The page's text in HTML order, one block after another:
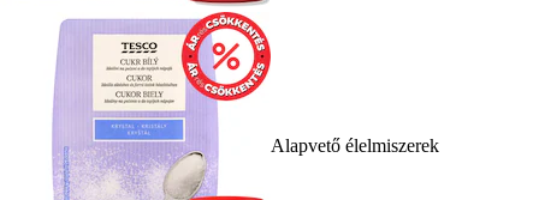
Alapvető élelmiszerek